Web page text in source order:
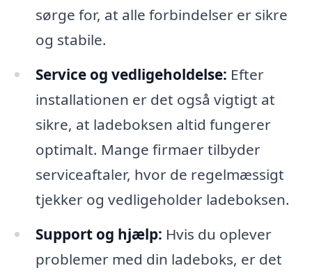
sørge for, at alle forbindelser er sikre
og stabile.
Service og vedligeholdelse: Efter
installationen er det også vigtigt at
sikre, at ladeboksen altid fungerer
optimalt. Mange firmaer tilbyder
serviceaftaler, hvor de regelmæssigt
tjekker og vedligeholder ladeboksen.
Support og hjælp: Hvis du oplever
problemer med din ladeboks, er det